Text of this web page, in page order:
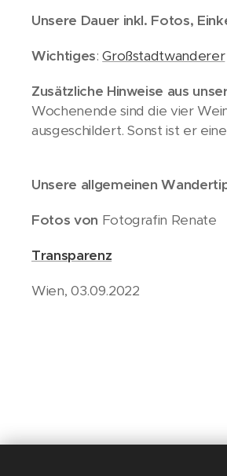
Unsere Dauer inkl. Fotos,
Wichtiges:Großstadtwanderer
Zusätzliche Hinweise aus
Wochenende sind die vier
ausgeschildert. Sonst ist er
Unsere allgemeinen
Fotos von Fotografin Renate
Transparenz
Wien, 03.09.2022